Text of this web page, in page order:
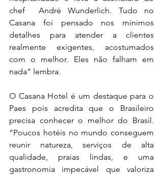
chef  André Wunderlich. Tudo no
Casana foi pensado nos mínimos
detalhes para atender a clientes
realmente exigentes, acostumados
com o melhor. Eles não falham em
nada” lembra.
O Casana Hotel é um destaque para o
Paes pois acredita que o Brasileiro
precisa conhecer o melhor do Brasil.
“Poucos hotéis no mundo conseguem
reunir natureza, serviços de alta
qualidade, praias lindas, e uma
gastronomia impecável que valoriza